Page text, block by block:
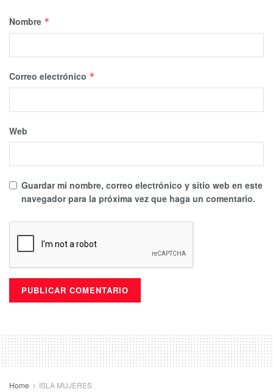
Nombre *
Correo electrónico *
Web
Guardar mi nombre, correo electrónico y sitio web en este
navegador para la próxima vez que haga un comentario.
Home ISLA MUJERES